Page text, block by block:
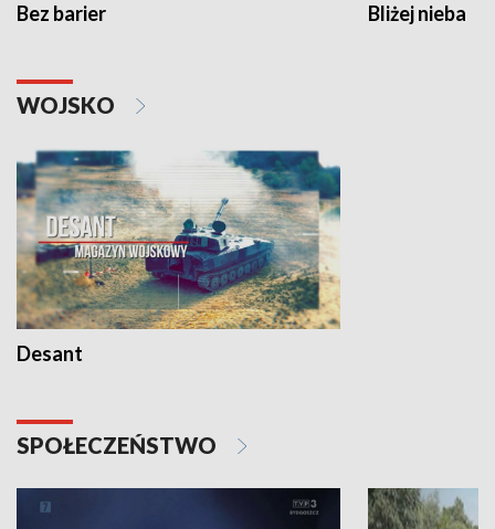
Bez barier Bliżej nieba
WOJSKO
Desant
SPOŁECZEŃSTWO